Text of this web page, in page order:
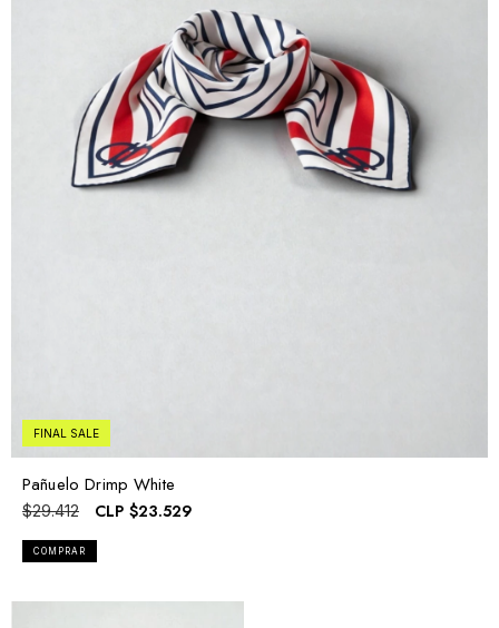
FINAL SALE
Pañuelo Drimp White
$29.412 CLP $23.529
COMPRAR